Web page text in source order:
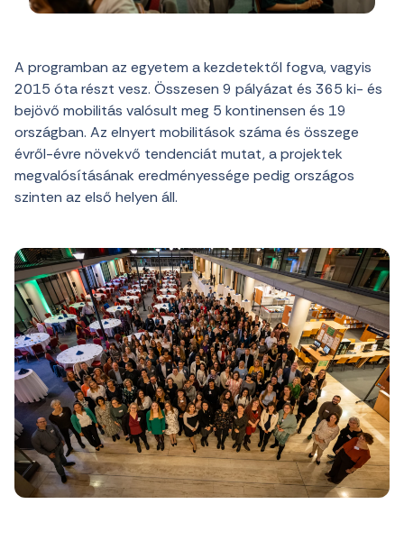
A programban az egyetem a kezdetektől fogva, vagyis
2015 óta részt vesz. Összesen 9 pályázat és 365 ki- és
bejövő mobilitás valósult meg 5 kontinensen és 19
országban. Az elnyert mobilitások száma és összege
évről-évre növekvő tendenciát mutat, a projektek
megvalósításának eredményessége pedig országos
szinten az első helyen áll.